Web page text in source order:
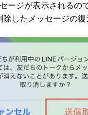
ージが表示されるの
したメッセージの復